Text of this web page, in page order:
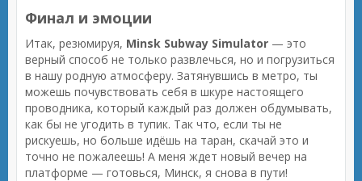
Финал и эмоции
Итак, резюмируя, Minsk Subway Simulator — это
верный способ не только развлечься, но и погрузиться
в нашу родную атмосферу. Затянувшись в метро, ты
можешь почувствовать себя в шкуре настоящего
проводника, который каждый раз должен обдумывать,
как бы не угодить в тупик. Так что, если ты не
рискуешь, но больше идёшь на таран, скачай это и
точно не пожалеешь! А меня ждет новый вечер на
платформе — готовься, Минск, я снова в пути!